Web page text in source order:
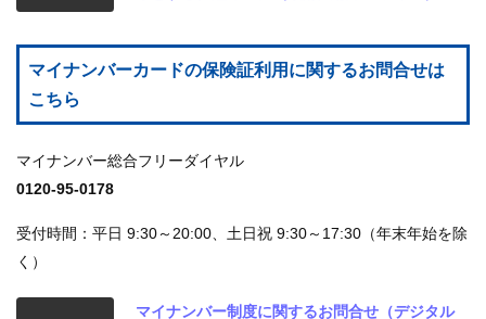
種
続
き
申
書
一
覧
マイナンバーカードの保険証利用に関するお問合せは
こちら
マイナンバー総合フリーダイヤル
0120-95-0178
受付時間：平日 9:30～20:00、土日祝 9:30～17:30（年末年始を除
く）
マイナンバー制度に関するお問合せ（デジタル